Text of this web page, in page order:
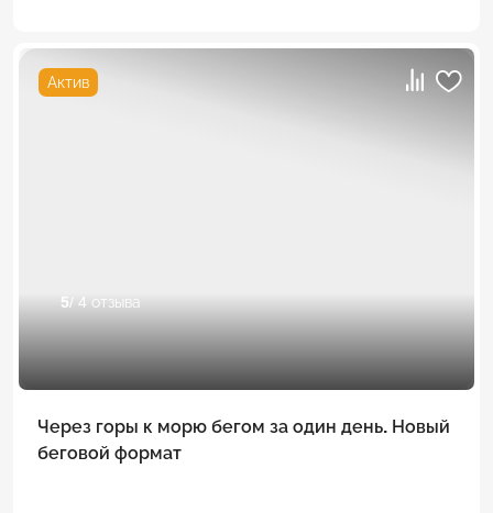
Актив
5/ 4 отзыва
Через горы к морю бегом за один день. Новый
беговой формат